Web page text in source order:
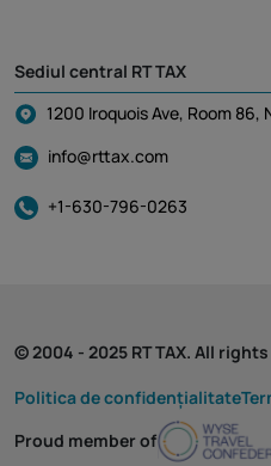
Sediul central RT TAX
1200 Iroquois Ave, Room 86,
info@rttax.com
+1-630-796-0263
© 2004 - 2025 RT TAX. All
Politica de confidențialitate
Proud member of